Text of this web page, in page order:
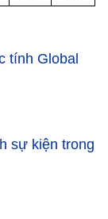
tính Global
sự kiện trong